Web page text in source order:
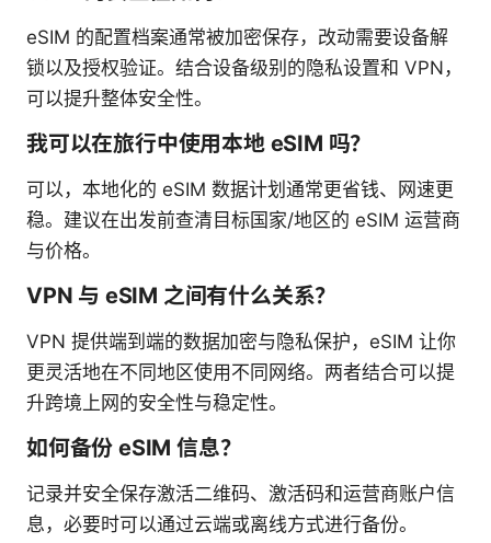
eSIM 的配置档案通常被加密保存，改动需要设备解
锁以及授权验证。结合设备级别的隐私设置和 VPN，
可以提升整体安全性。
我可以在旅行中使用本地 eSIM 吗？
可以，本地化的 eSIM 数据计划通常更省钱、网速更
稳。建议在出发前查清目标国家/地区的 eSIM 运营商
与价格。
VPN 与 eSIM 之间有什么关系？
VPN 提供端到端的数据加密与隐私保护，eSIM 让你
更灵活地在不同地区使用不同网络。两者结合可以提
升跨境上网的安全性与稳定性。
如何备份 eSIM 信息？
记录并安全保存激活二维码、激活码和运营商账户信
息，必要时可以通过云端或离线方式进行备份。